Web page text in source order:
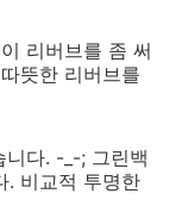
리버브를 좀 써
뜻한 리버브를
다. -_-; 그린백
. 비교적 투명한